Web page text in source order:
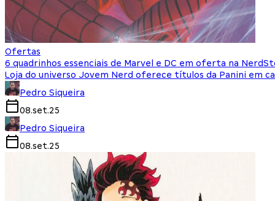
Ofertas
6 quadrinhos essenciais de Marvel e DC em oferta na
Loja do universo Jovem Nerd oferece títulos da Panini em
Pedro Siqueira
08.set.25
Pedro Siqueira
08.set.25